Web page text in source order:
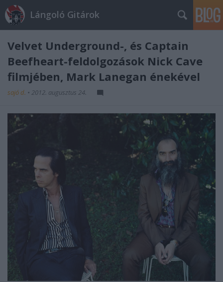
Lángoló Gitárok
Velvet Underground-, és Captain
Beefheart-feldolgozások Nick Cave
filmjében, Mark Lanegan énekével
sajó d. • 2012. augusztus 24.